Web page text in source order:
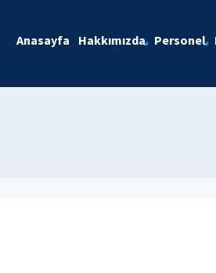
Anasayfa Hakkımızda Personel